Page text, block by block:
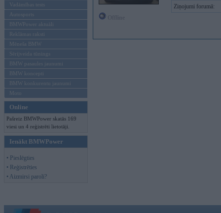
Vadāmības tests
Autosports
BMWPower aktuāli
Reklāmas raksti
Mēneša BMW
Sērijveida tūnings
BMW pasaules jaunumi
BMW koncepti
BMW konkurentu jaunumi
Moto
Online
Pašreiz BMWPower skatās 169
viesi un 4 reģistrēti lietotāji.
Ienākt BMWPower
• Pieslēgties
• Reģistrēties
• Aizmirsi paroli?
Ziņojumi forumā: